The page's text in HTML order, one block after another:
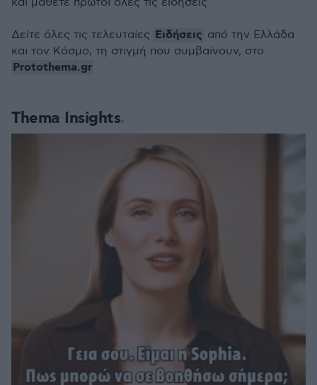
Thema Insights
Δείτε όλες τις τελευταίες Ειδήσεις από την Ελλάδα
και τον Κόσμο, τη στιγμή που συμβαίνουν, στο
Protothema.gr